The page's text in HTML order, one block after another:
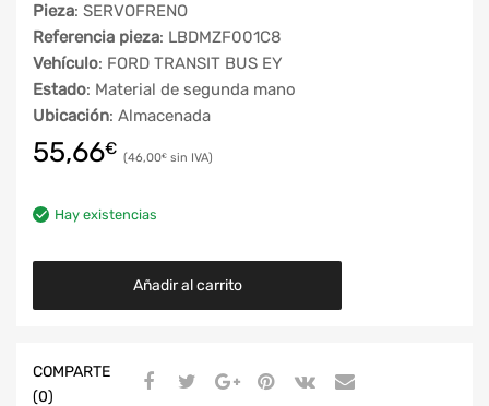
Pieza: SERVOFRENO
Referencia pieza: LBDMZF001C8
Vehículo: FORD TRANSIT BUS EY
Estado: Material de segunda mano
Ubicación: Almacenada
55,66€ 46,00€
Hay existencias
Añadir al carrito
COMPARTE
(0)